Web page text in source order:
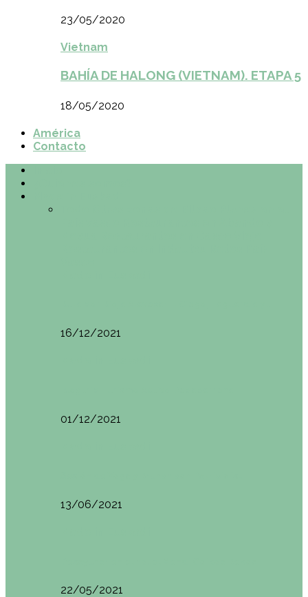
23/05/2020
Vietnam
BAHÍA DE HALONG (VIETNAM). ETAPA 5
18/05/2020
América
Contacto
16/12/2021
01/12/2021
13/06/2021
22/05/2021